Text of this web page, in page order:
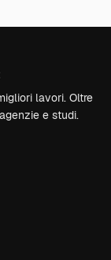
lavori. Oltre
e studi.